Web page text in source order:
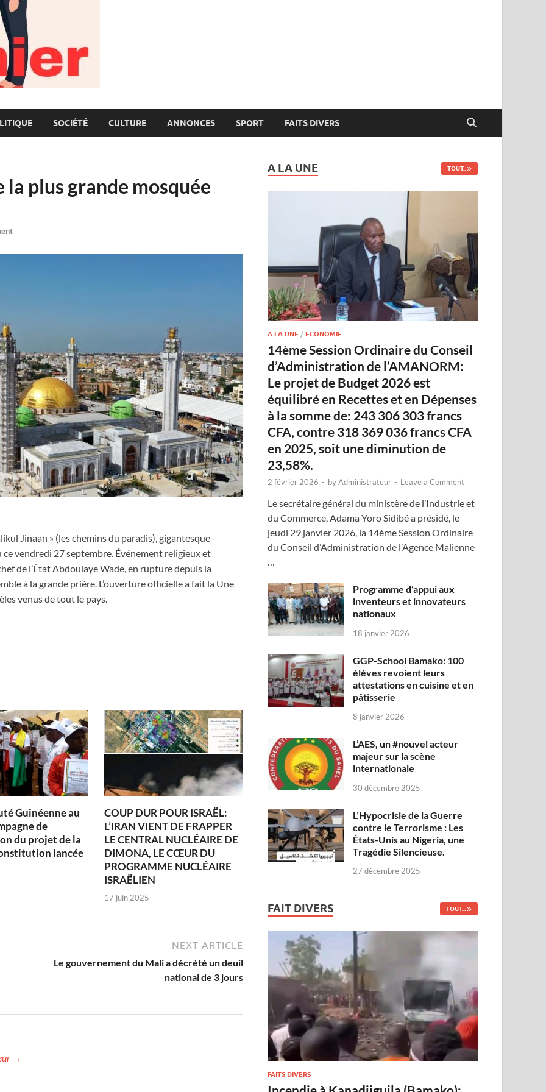
SOCIÉTÉ CULTURE ANNONCES SPORT FAITS DIVERS
plus grande mosquée
Jinaan » (les chemins du paradis), gigantesque
vendredi 27 septembre. Événement religieux et
de l’État Abdoulaye Wade, en rupture depuis la
à la grande prière. L’ouverture officielle a fait la Une
venus de tout le pays.
Guinéenne au
de
du projet de la
lancée
COUP DUR POUR ISRAËL:
L’IRAN VIENT DE FRAPPER
LE CENTRAL NUCLÉAIRE DE
DIMONA, LE CŒUR DU
PROGRAMME NUCLÉAIRE
ISRAËLIEN
17 juin 2025
NEXT ARTICLE
Le gouvernement du Mali a décrété un deuil
national de 3 jours
→
A LA UNE TOUT..
A LA UNE /ECONOMIE
14ème Session Ordinaire du Conseil
d’Administration de l’AMANORM:
Le projet de Budget 2026 est
équilibré en Recettes et en Dépenses
à la somme de: 243 306 303 francs
CFA, contre 318 369 036 francs CFA
en 2025, soit une diminution de
23,58%.
2 février 2026 - byAdministrateur - Leave a Comment
Le secrétaire général du ministère de l’Industrie et
du Commerce, Adama Yoro Sidibé a présidé, le
jeudi 29 janvier 2026, la 14ème Session Ordinaire
du Conseil d’Administration de l’Agence Malienne
…
Programme d’appui aux
inventeurs et innovateurs
nationaux
18 janvier 2026
GGP-School Bamako: 100
élèves revoient leurs
attestations en cuisine et en
pâtisserie
8 janvier 2026
L’AES, un #nouvel acteur
majeur sur la scène
internationale
30 décembre 2025
L’Hypocrisie de la Guerre
contre le Terrorisme : Les
États-Unis au Nigeria, une
Tragédie Silencieuse.
27 décembre 2025
FAIT DIVERS TOUT...
FAITS DIVERS